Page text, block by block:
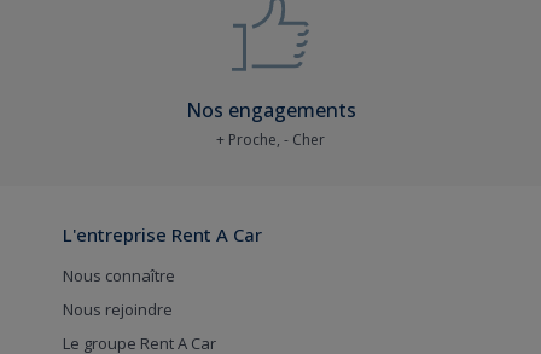
Nos engagements
+ Proche, - Cher
L'entreprise Rent A Car
Nous connaître
Nous rejoindre
Le groupe Rent A Car